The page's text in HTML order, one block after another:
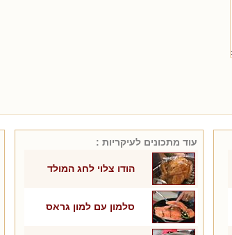
עוד מתכונים לעיקריות :
הודו צלוי לחג המולד
סלמון עם למון גראס